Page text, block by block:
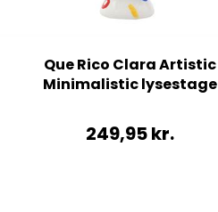
Que Rico Clara Artistic
Minimalistic lysestage
249,95kr.